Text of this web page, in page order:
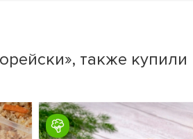
также купили